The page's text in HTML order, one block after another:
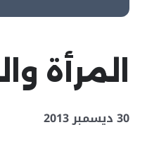
المرأة
30 ديسمبر 2013